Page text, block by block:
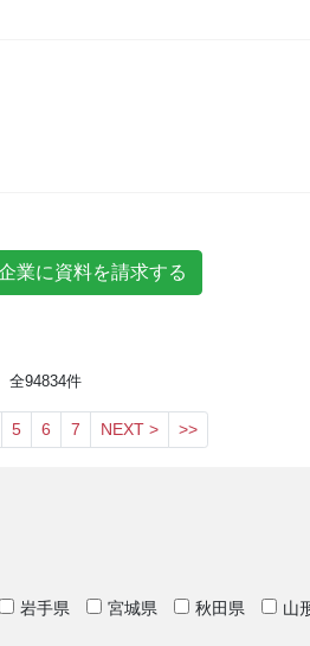
全94834件
5 6 7 NEXT > >>
岩手県 宮城県 秋田県 山